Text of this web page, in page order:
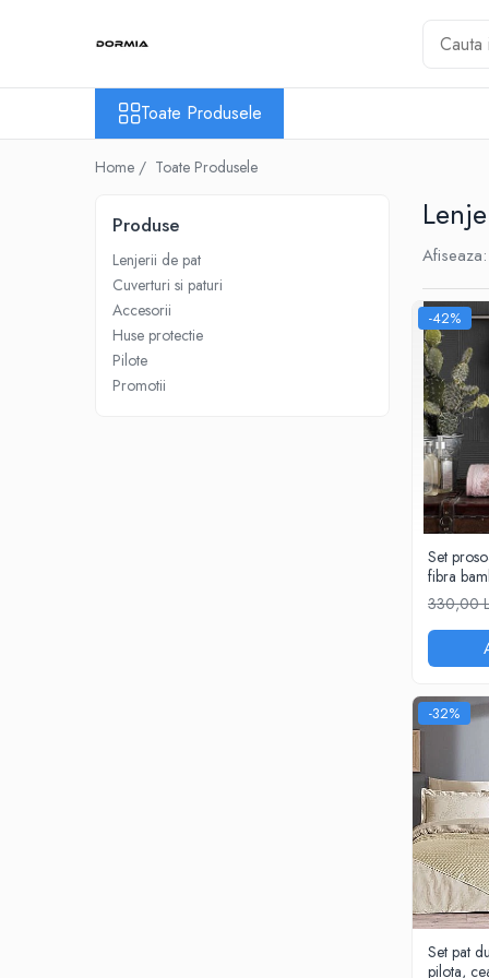
Lenjerii de pat bumbac satinat
Lenjerii de pat din bumbac
Lenjerii de pat fibra de bambus
Lenjerii de pat Satin Deluxe
Lenjerii de pat tesatura Jacquard
Lenjerii hoteliere
Lenjerii pat copii
Toate Produsele
Home / Toate Produsele
Produse
Lenjerii de pat
Cuverturi si paturi
Accesorii
Huse protectie
Pilote
Promotii
Afiseaza:
-42%
Set
fibra
330,00
-32%
Set pat
pilota,